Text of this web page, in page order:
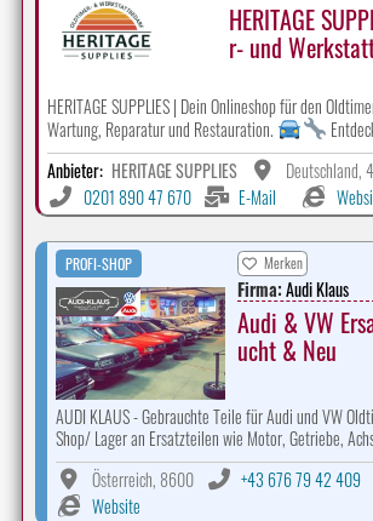
HERITAGE
r- und
HERITAGE SUPPLIES | Dein Onlineshop für den
Wartung, Reparatur und Restauration.
Anbieter: HERITAGE SUPPLIES
Deutschland,
0201 890 47 670
E-Mail
PROFI-SHOP Merken
Firma:Audi Klaus
Audi & VW
ucht & Neu
AUDI KLAUS - Gebrauchte Teile für Audi und VW
Shop/ Lager an Ersatzteilen wie Motor, Getriebe,
Österreich, 8600
+43 676 79 42 409
Website